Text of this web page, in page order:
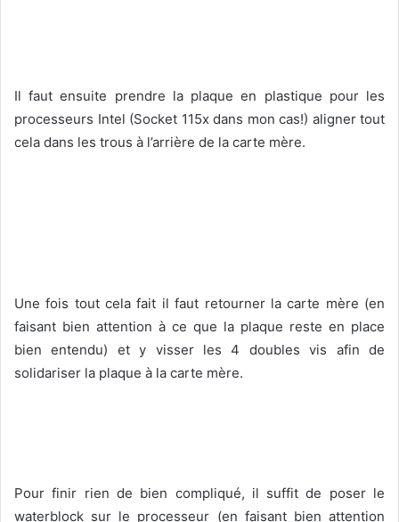
Il faut ensuite prendre la plaque en plastique pour les
processeurs Intel (Socket 115x dans mon cas!) aligner tout
cela dans les trous à l’arrière de la carte mère.
Une fois tout cela fait il faut retourner la carte mère (en
faisant bien attention à ce que la plaque reste en place
bien entendu) et y visser les 4 doubles vis afin de
solidariser la plaque à la carte mère.
Pour finir rien de bien compliqué, il suffit de poser le
waterblock sur le processeur (en faisant bien attention